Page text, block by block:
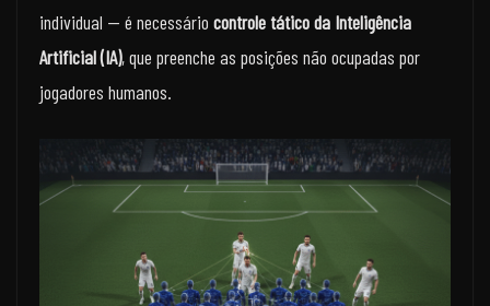
individual — é necessário controle tático da Inteligência
Artificial (IA), que preenche as posições não ocupadas por
jogadores humanos.